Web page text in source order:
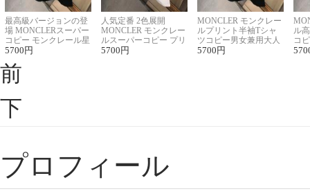
最高級バージョンの登
場 MONCLERスーパー
コピー モンクレール星
座半袖Tシャツ
5700 円
人気定番 2色展開
MONCLER モンクレー
ルスーパーコピー プリ
ント半袖Tシャツ
5700 円
MONCLER モンクレー
ルプリント半袖Tシャ
ツコピー男女兼用大人
可愛い春夏コーデ
5700 円
ル
コ
ィ
前
下
プロフィール